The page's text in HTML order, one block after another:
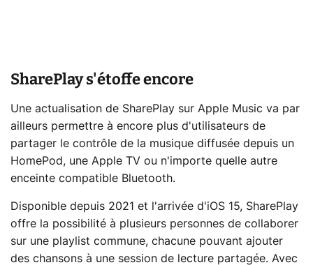
SharePlay s'étoffe encore
Une actualisation de SharePlay sur Apple Music va par
ailleurs permettre à encore plus d'utilisateurs de
partager le contrôle de la musique diffusée depuis un
HomePod, une Apple TV ou n'importe quelle autre
enceinte compatible Bluetooth.
Disponible depuis 2021 et l'arrivée d'iOS 15, SharePlay
offre la possibilité à plusieurs personnes de collaborer
sur une playlist commune, chacune pouvant ajouter
des chansons à une session de lecture partagée. Avec